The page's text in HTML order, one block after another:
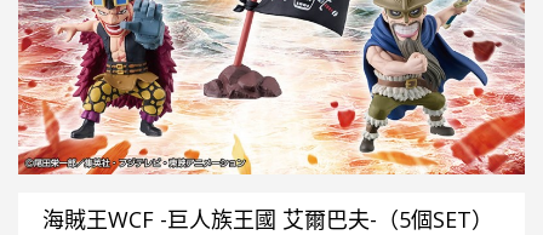
海賊王WCF -巨人族王國 艾爾巴夫-（5個SET）